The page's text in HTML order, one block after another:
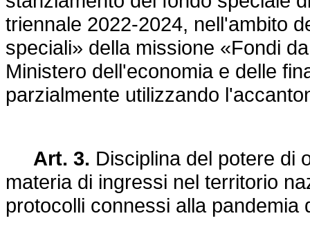
triennale 2022-2024, nell'ambito
speciali» della missione «Fondi
Ministero dell'economia e delle
parzialmente utilizzando
Art. 3. Disciplina del potere di
materia di ingressi nel territorio
protocolli connessi alla